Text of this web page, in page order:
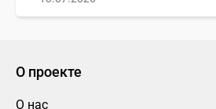
О проекте
О нас